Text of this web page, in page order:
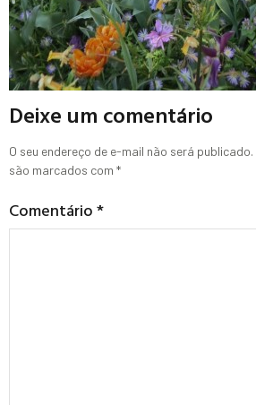
Deixe um comentário
O seu endereço de e-mail não será publicado.
são marcados com *
Comentário*